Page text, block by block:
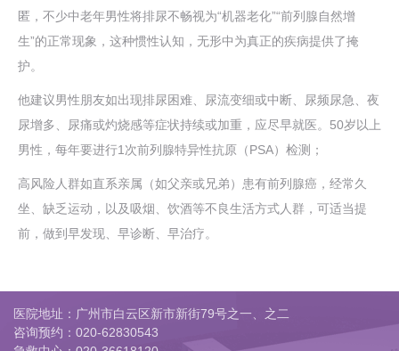
匿，不少中老年男性将排尿不畅视为“机器老化”“前列腺自然增
生”的正常现象，这种惯性认知，无形中为真正的疾病提供了掩
护。
他建议男性朋友如出现排尿困难、尿流变细或中断、尿频尿急、夜
尿增多、尿痛或灼烧感等症状持续或加重，应尽早就医。50岁以上
男性，每年要进行1次前列腺特异性抗原（PSA）检测；
高风险人群如直系亲属（如父亲或兄弟）患有前列腺癌，经常久
坐、缺乏运动，以及吸烟、饮酒等不良生活方式人群，可适当提
前，做到早发现、早诊断、早治疗。
医院地址：广州市白云区新市新街79号之一、之二
咨询预约： 020-62830543